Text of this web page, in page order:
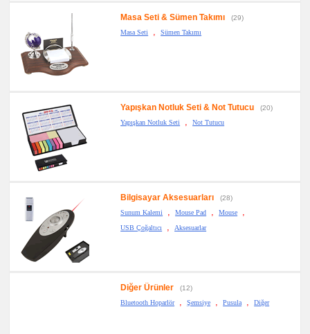
Masa Seti & Sümen Takımı
(29)
Masa Seti
Sümen Takımı
Yapışkan Notluk Seti & Not Tutucu
(20)
Yapışkan Notluk Seti
Not Tutucu
Bilgisayar Aksesuarları
(28)
Sunum Kalemi
Mouse Pad Mouse
USB Çoğaltıcı Aksesuarlar
Diğer Ürünler
(12)
Bluetooth Hoparlör
Şemsiye Pusula Diğer